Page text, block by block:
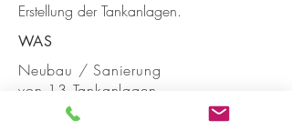
Erstellung der Tankanlagen.
WAS
Neubau / Sanierung
von 13 Tankanlagen